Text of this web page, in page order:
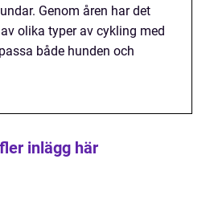
Genom åren har det
olika typer av cykling med
både hunden och
inlägg här